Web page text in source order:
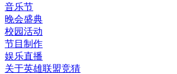
音乐节
晚会盛典
校园活动
节目制作
娱乐直播
关于英雄联盟竞猜